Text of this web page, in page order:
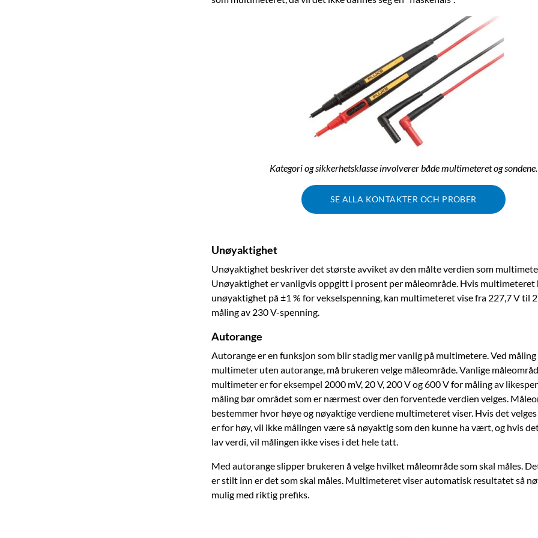
Kategori og sikkerhetsklasse involverer både multimeteret og sondene.
SE ALLA KONTAKTER OCH PROBER
Unøyaktighet
Unøyaktighet beskriver det største avviket av den målte verdien som
Unøyaktighet er vanligvis oppgitt i prosent per måleområde. Hvis multimeteret
unøyaktighet på ±1 % for vekselspenning, kan multimeteret vise fra 227,7 V til
måling av 230 V-spenning.
Autorange
Autorange er en funksjon som blir stadig mer vanlig på multimetere. Ved måling
multimeter uten autorange, må brukeren velge måleområde. Vanlige
multimeter er for eksempel 2000 mV, 20 V, 200 V og 600 V for måling av
måling bør området som er nærmest over den forventede verdien velges.
bestemmer hvor høye og nøyaktige verdiene multimeteret viser. Hvis det
er for høy, vil ikke målingen være så nøyaktig som den kunne ha vært, og hvis
lav verdi, vil målingen ikke vises i det hele tatt.
Med autorange slipper brukeren å velge hvilket måleområde som skal måles.
er stilt inn er det som skal måles. Multimeteret viser automatisk resultatet så
mulig med riktig prefiks.